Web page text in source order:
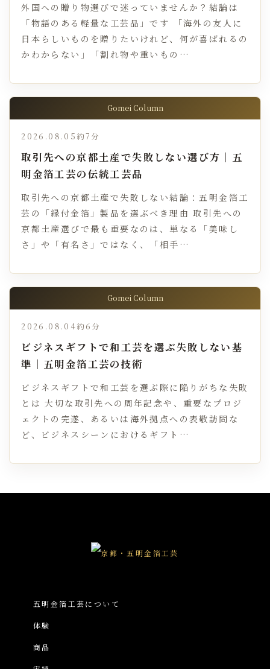
外国への贈り物選びで迷っていませんか？結論は
「物語のある軽量な工芸品」です 「海外の友人に
日本らしいものを贈りたいけれど、何が喜ばれるの
かわからない」「割れ物や重いもの…
Gomei Column
2026.08.05 約7分
取引先への京都土産で失敗しない選び方｜五
明金箔工芸の伝統工芸品
取引先への京都土産で失敗しない結論：五明金箔工
芸の「縁付金箔」製品を選ぶべき理由 取引先への
京都土産選びで最も重要なのは、単なる「美味し
さ」や「有名さ」ではなく、「相手…
Gomei Column
2026.08.04約6分
ビジネスギフトで和工芸を選ぶ失敗しない基
準｜五明金箔工芸の技術
ビジネスギフトで和工芸を選ぶ際に陥りがちな失敗
とは 大切な取引先への周年記念や、重要なプロジ
ェクトの完遂、あるいは海外拠点への表敬訪問な
ど、ビジネスシーンにおけるギフト…
五明金箔工芸について
体験
商品